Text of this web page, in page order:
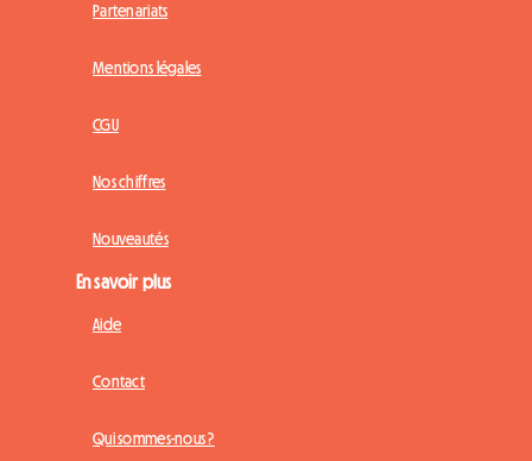
Partenariats
Mentions légales
CGU
Nos chiffres
Nouveautés
En savoir plus
Aide
Contact
Qui sommes-nous ?